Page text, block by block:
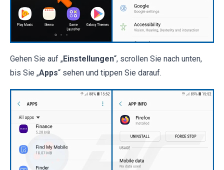
Gehen Sie auf „Einstellungen“, scrollen Sie nach unten,
bis Sie „Apps“ sehen und tippen Sie darauf.